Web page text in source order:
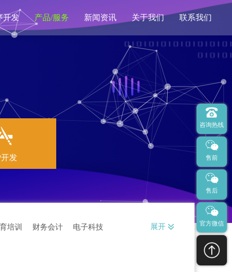
开发 产品/服务 新闻资讯 关于我们 联系我们
开发
培训 财务会计
电子科技
展开
咨询热线
售前
售后
官方微信